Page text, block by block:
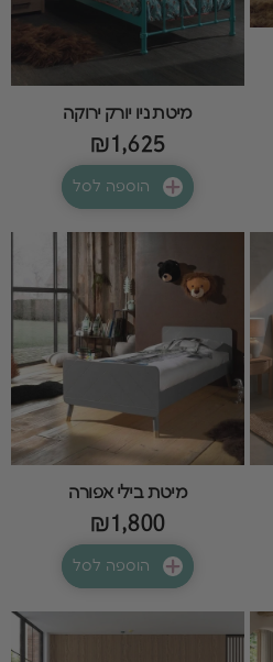
מיטת ניו יורק ירוקה
₪1,625
הוספה לסל
מיטת בילי אפורה
₪1,800
הוספה לסל